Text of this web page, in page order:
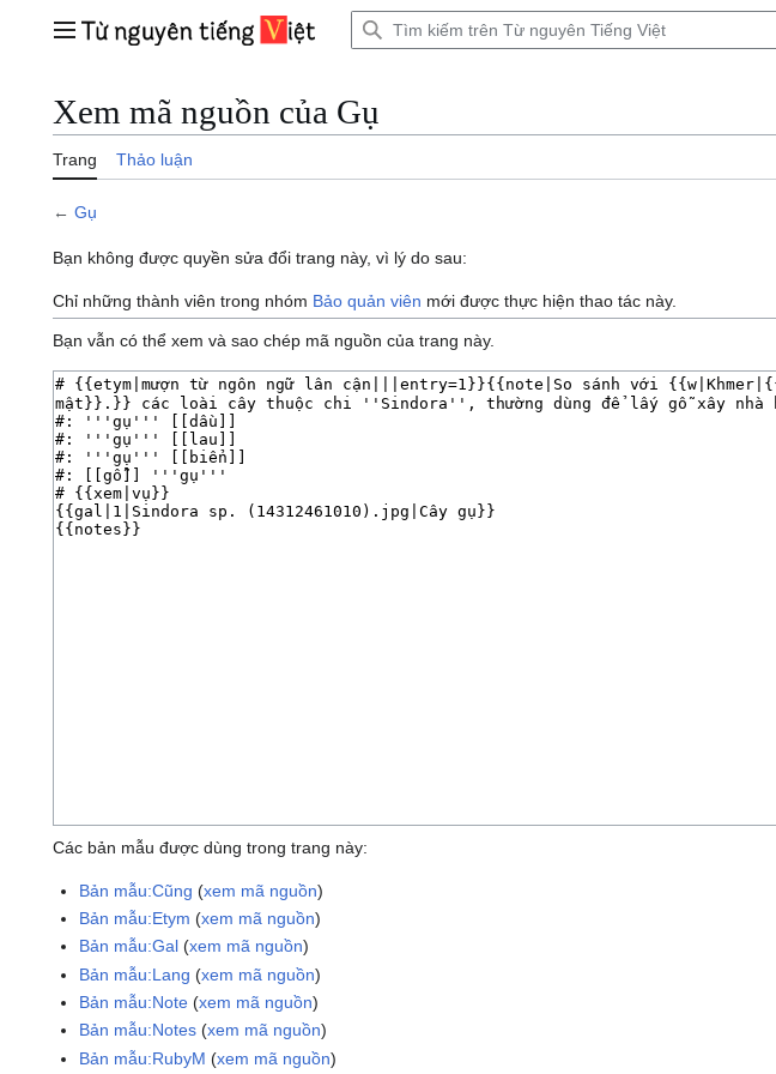
Trình đơn chính
Xem mã nguồn của Gụ
Trang Thảo luận
← Gụ
Bạn không được quyền sửa đổi trang này, vì lý do sau:
Chỉ những thành viên trong nhóm Bảo quản viên mới được thực hiện thao tác này.
Bạn vẫn có thể xem và sao chép mã nguồn của trang này.
Các bản mẫu được dùng trong trang này:
Bản mẫu:Cũng (xem mã nguồn)
Bản mẫu:Etym (xem mã nguồn)
Bản mẫu:Gal (xem mã nguồn)
Bản mẫu:Lang (xem mã nguồn)
Bản mẫu:Note (xem mã nguồn)
Bản mẫu:Notes (xem mã nguồn)
Bản mẫu:RubyM (xem mã nguồn)